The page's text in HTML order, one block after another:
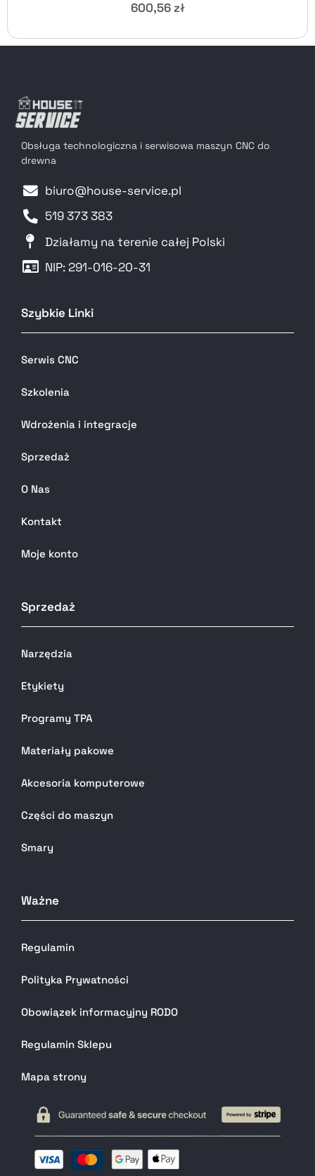
600,56 zł
Obsługa technologiczna i serwisowa maszyn CNC do
drewna
biuro@house-service.pl
519 373 383
Działamy na terenie całej Polski
NIP: 291-016-20-31​
Szybkie Linki
Serwis CNC
Szkolenia
Wdrożenia i integracje
Sprzedaż
O Nas
Kontakt
Moje konto
Sprzedaż
Narzędzia
Etykiety
Programy TPA
Materiały pakowe
Akcesoria komputerowe
Części do maszyn
Smary
Ważne
Regulamin
Polityka Prywatności
Obowiązek informacyjny RODO
Regulamin Sklepu
Mapa strony